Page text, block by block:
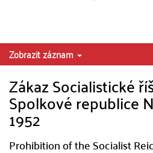
Zobrazit záznam
Zákaz Socialistické
Spolkové republice
1952
Prohibition of the Socialist